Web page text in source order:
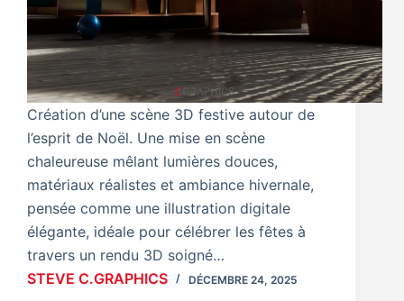
Création d’une scène 3D festive autour de
l’esprit de Noël. Une mise en scène
chaleureuse mêlant lumières douces,
matériaux réalistes et ambiance hivernale,
pensée comme une illustration digitale
élégante, idéale pour célébrer les fêtes à
travers un rendu 3D soigné…
STEVE C.GRAPHICS
DÉCEMBRE 24, 2025